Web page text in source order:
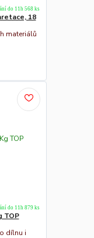
18
materiálů
do 11h 568 ks
TOP
dílnu i
do 11h 879 ks